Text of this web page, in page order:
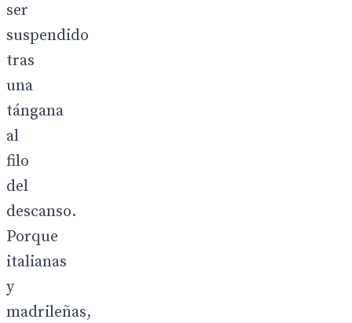
ser
suspendido
tras
una
tángana
al
filo
del
descanso.
Porque
italianas
y
madrileñas,